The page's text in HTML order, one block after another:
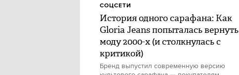
История одного сарафана: Как
Gloria Jeans попыталась вернуть
моду 2000-х (и столкнулась с
критикой)
Бренд выпустил современную версию
СОЦСЕТИ